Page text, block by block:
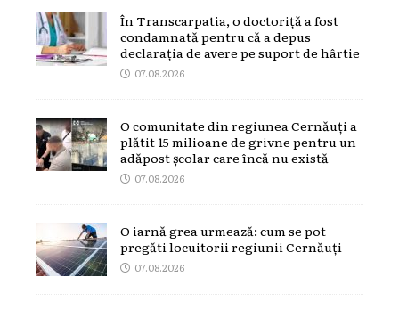
În Transcarpatia, o doctoriță a fost
condamnată pentru că a depus
declarația de avere pe suport de hârtie
07.08.2026
O comunitate din regiunea Cernăuți a
plătit 15 milioane de grivne pentru un
adăpost școlar care încă nu există
07.08.2026
O iarnă grea urmează: cum se pot
pregăti locuitorii regiunii Cernăuți
07.08.2026